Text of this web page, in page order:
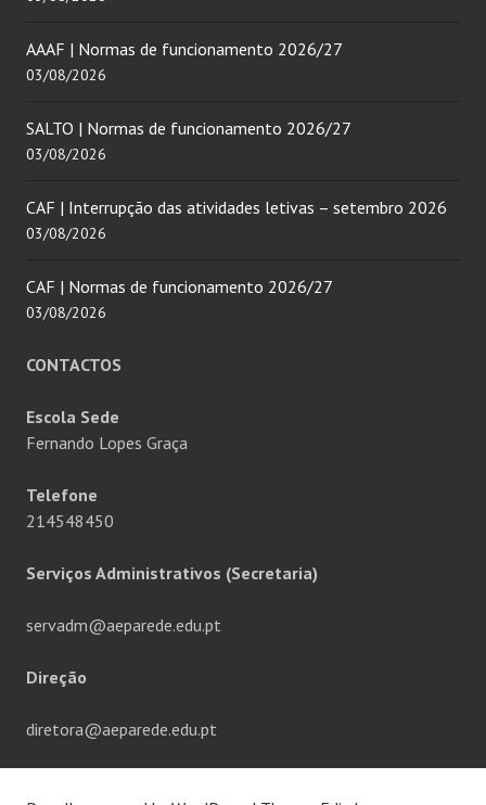
AAAF | Normas de funcionamento 2026/27
03/08/2026
SALTO | Normas de funcionamento 2026/27
03/08/2026
CAF | Interrupção das atividades letivas – setembro 2026
03/08/2026
CAF | Normas de funcionamento 2026/27
03/08/2026
CONTACTOS
Escola Sede
Fernando Lopes Graça
Telefone
214548450
Serviços Administrativos (Secretaria)
servadm@aeparede.edu.pt
Direção
diretora@aeparede.edu.pt